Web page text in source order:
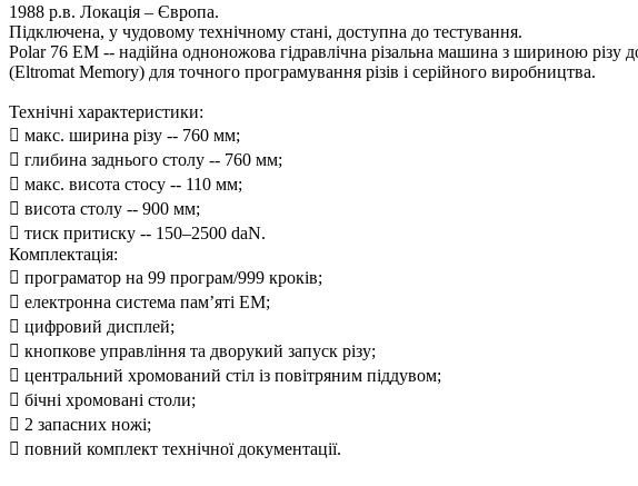
1988 р.в. Локація – Європа.
Підключена, у чудовому технічному стані, доступна до тестування.
Polar 76 EM -- надійна одноножова гідравлічна різальна машина з шириною
(Eltromat Memory) для точного програмування різів і серійного виробництва.
Технічні характеристики:
 макс. ширина різу -- 760 мм;
 глибина заднього столу -- 760 мм;
 макс. висота стосу -- 110 мм;
 висота столу -- 900 мм;
 тиск притиску -- 150–2500 daN.
Комплектація:
 програматор на 99 програм/999 кроків;
 електронна система пам’яті EM;
 цифровий дисплей;
 кнопкове управління та дворукий запуск різу;
 центральний хромований стіл із повітряним піддувом;
 бічні хромовані столи;
 2 запасних ножі;
 повний комплект технічної документації.